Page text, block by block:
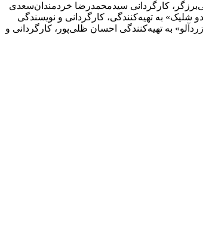
کارگردانی سیدمحمدرضا خردمندان‌سعدی
شلیک» به تهیه‌کنندگی، کارگردانی و نویسندگی
به تهیه‌کنندگی احسان ظلی‌پور، کارگردانی و